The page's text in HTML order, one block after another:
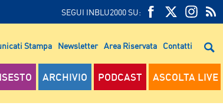
SEGUI INBLU2000 SU:
FEED
RSS
RSS
Stampa Newsletter Area Riservata Contatti
ARCHIVIO PODCAST ASCOLTA LIVE